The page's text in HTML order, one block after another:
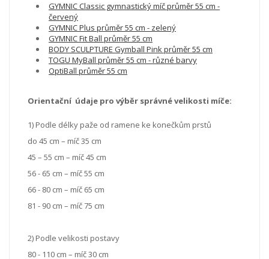
GYMNIC Classic gymnastický míč průměr 55 cm -
červený
GYMNIC Plus průměr 55 cm - zelený
GYMNIC Fit Ball průměr 55 cm
BODY SCULPTURE Gymball Pink průměr 55 cm
TOGU MyBall průměr 55 cm - různé barvy
OptiBall průměr 55 cm
Orientační údaje pro výběr správné velikosti míče:
1) Podle délky paže od ramene ke konečkům prstů
do 45 cm – míč 35 cm
45 – 55 cm – míč 45 cm
56 - 65 cm – míč 55 cm
66 - 80 cm – míč 65 cm
81 - 90 cm – míč 75 cm
2) Podle velikosti postavy
80 - 110 cm – míč 30 cm